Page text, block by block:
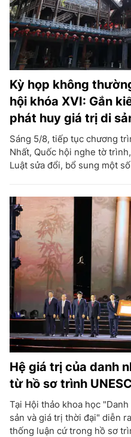
Kỳ họp không
hội khóa XVI: Gắn
phát huy giá trị di
Sáng 5/8, tiếp tục chương
Nhất, Quốc hội nghe tờ
Luật sửa đổi, bổ sung một
Hệ giá trị của danh
từ hồ sơ trình
Tại Hội thảo khoa học
sản và giá trị thời đại" diễn
thống luận cứ trong hồ sơ